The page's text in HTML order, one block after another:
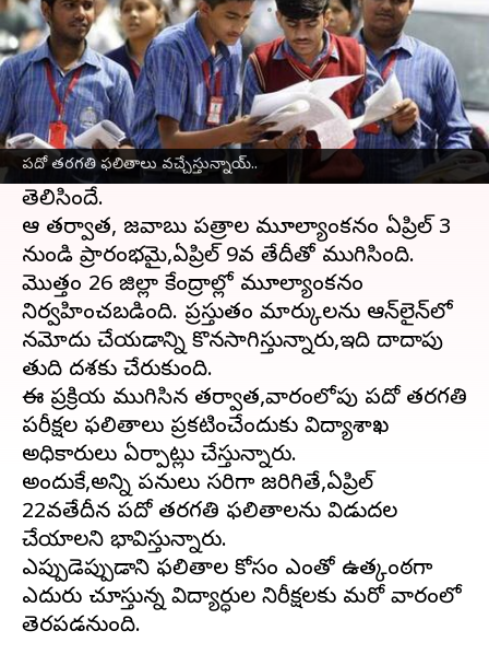
పదో తరగతి ఫలితాలు వచ్చేస్తున్నాయ్‌..
వ్రాసిన వారు Sirish Praharaju Apr 15, 2025 10:04 am
ఈ వార్తాకథనం ఏంటి
ఆంధ్రప్రదేశ్‌రాష్ట్రవ్యాప్తంగా 2024-25 విద్యా
సంవత్సరానికి సంబంధించి పదో తరగతి పబ్లిక్‌
పరీక్షలు ఏప్రిల్ 1వ తేదీతో ముగిసిన విషయం
తెలిసిందే.
ఆ తర్వాత, జవాబు పత్రాల మూల్యాంకనం ఏప్రిల్ 3
నుండి ప్రారంభమై,ఏప్రిల్ 9వ తేదీతో ముగిసింది.
మొత్తం 26 జిల్లా కేంద్రాల్లో మూల్యాంకనం
నిర్వహించబడింది. ప్రస్తుతం మార్కులను ఆన్‌లైన్‌లో
నమోదు చేయడాన్ని కొనసాగిస్తున్నారు,ఇది దాదాపు
తుది దశకు చేరుకుంది.
ఈ ప్రక్రియ ముగిసిన తర్వాత,వారంలోపు పదో తరగతి
పరీక్షల ఫలితాలు ప్రకటించేందుకు విద్యాశాఖ
అధికారులు ఏర్పాట్లు చేస్తున్నారు.
అందుకే,అన్ని పనులు సరిగా జరిగితే,ఏప్రిల్
22వతేదీన పదో తరగతి ఫలితాలను విడుదల
చేయాలని భావిస్తున్నారు.
ఎప్పుడెప్పుడాని ఫలితాల కోసం ఎంతో ఉత్కంఠగా
ఎదురు చూస్తున్న విద్యార్ధుల నిరీక్షలకు మరో వారంలో